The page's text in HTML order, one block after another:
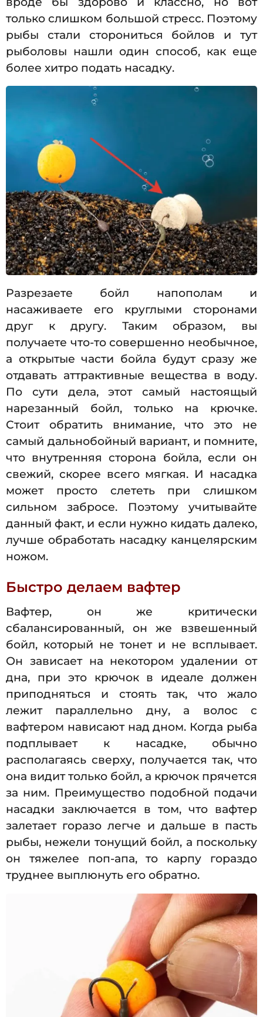
только слишком большой стресс. Поэтому
рыбы стали сторониться бойлов и тут
рыболовы нашли один способ, как еще
более хитро подать насадку.
Разрезаете бойл напополам и
насаживаете его круглыми сторонами
друг к другу. Таким образом, вы
получаете что-то совершенно необычное,
а открытые части бойла будут сразу же
отдавать аттрактивные вещества в воду.
По сути дела, этот самый настоящый
нарезанный бойл, только на крючке.
Стоит обратить внимание, что это не
самый дальнобойный вариант, и помните,
что внутренняя сторона бойла, если он
свежий, скорее всего мягкая. И насадка
может просто слететь при слишком
сильном забросе. Поэтому учитывайте
данный факт, и если нужно кидать далеко,
лучше обработать насадку канцелярским
ножом.
Быстро делаем вафтер
Вафтер, он же критически
сбалансированный, он же взвешенный
бойл, который не тонет и не всплывает.
Он зависает на некотором удалении от
дна, при это крючок в идеале должен
приподняться и стоять так, что жало
лежит параллельно дну, а волос с
вафтером нависают над дном. Когда рыба
подплывает к насадке, обычно
располагаясь сверху, получается так, что
она видит только бойл, а крючок прячется
за ним. Преимущество подобной подачи
насадки заключается в том, что вафтер
залетает горазо легче и дальше в пасть
рыбы, нежели тонущий бойл, а поскольку
он тяжелее поп-апа, то карпу гораздо
труднее выплюнуть его обратно.